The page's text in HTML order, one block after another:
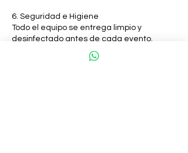
6. Seguridad e Higiene
Todo el equipo se entrega limpio y
desinfectado antes de cada evento.
Se recomienda el uso de gel antibacterial
antes y después del uso de juegos e